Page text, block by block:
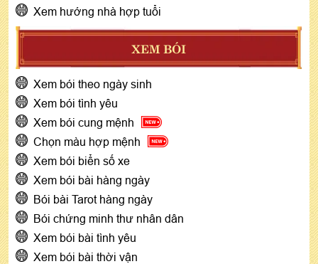
Xem hướng nhà hợp tuổi
XEM BÓI
Xem bói theo ngày sinh
Xem bói tình yêu
Xem bói cung mệnh
Chọn màu hợp mệnh
Xem bói biển số xe
Xem bói bài hàng ngày
Bói bài Tarot hàng ngày
Bói chứng minh thư nhân dân
Xem bói bài tình yêu
Xem bói bài thời vận